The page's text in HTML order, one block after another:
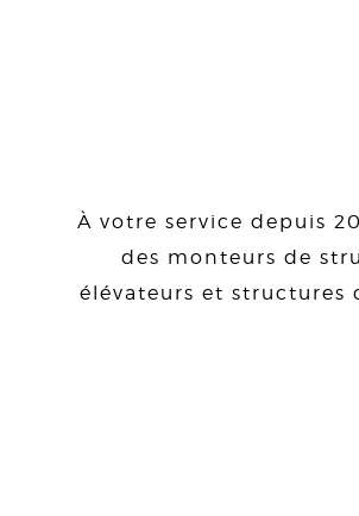
À votre service depuis
des monteurs de
élévateurs et